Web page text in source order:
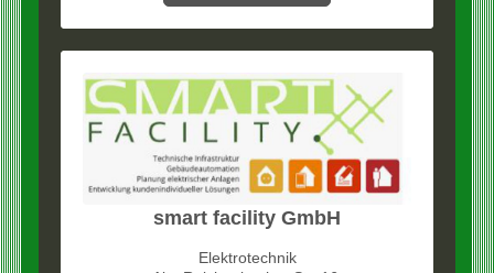
smart facility GmbH
Elektrotechnik